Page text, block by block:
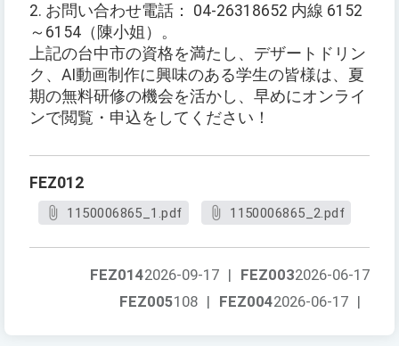
2. お問い合わせ電話： 04-26318652 内線 6152
～6154（陳小姐）。
上記の台中市の資格を満たし、デザートドリン
ク、AI動画制作に興味のある学生の皆様は、夏
期の無料研修の機会を活かし、早めにオンライ
ンで閲覧・申込をしてください！
FEZ012
1150006865_1.pdf 1150006865_2.pdf
FEZ0032026-06-17
FEZ0142026-09-17 |
FEZ0042026-06-17 |
FEZ005108 |